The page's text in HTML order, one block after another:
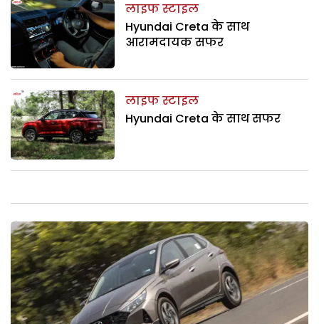
लाइफ स्टाइल
Hyundai Creta के साथ
आरामदायक सफर
लाइफ स्टाइल
Hyundai Creta के साथ सफर